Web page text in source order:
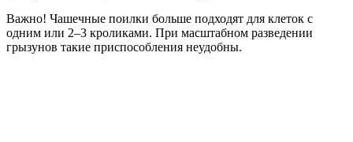
Важно! Чашечные поилки больше подходят для клеток с
одним или 2–3 кроликами. При масштабном разведении
грызунов такие приспособления неудобны.